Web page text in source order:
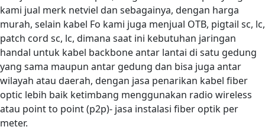
kami jual merk netviel dan sebagainya, dengan harga
murah, selain kabel Fo kami juga menjual OTB, pigtail sc, lc,
patch cord sc, lc, dimana saat ini kebutuhan jaringan
handal untuk kabel backbone antar lantai di satu gedung
yang sama maupun antar gedung dan bisa juga antar
wilayah atau daerah, dengan jasa penarikan kabel fiber
optic lebih baik ketimbang menggunakan radio wireless
atau point to point (p2p)- jasa instalasi fiber optik per
meter.